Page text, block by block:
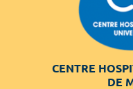
CENTRE
DE